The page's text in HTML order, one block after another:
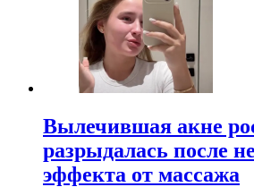
Вылечившая акне
разрыдалась после
эффекта от массажа